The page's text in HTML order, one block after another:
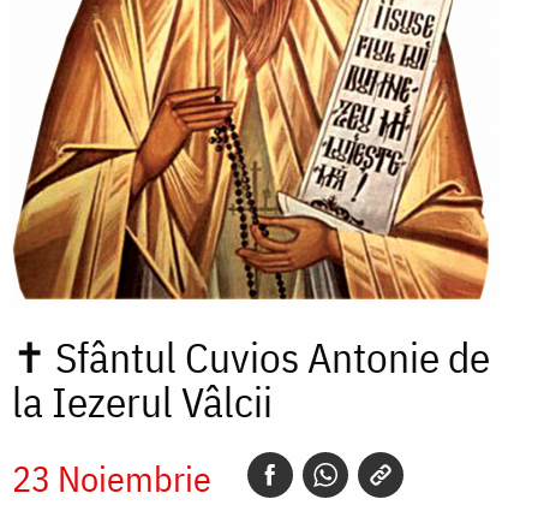
✝ Sfântul Cuvios Antonie de
la Iezerul Vâlcii
23 Noiembrie